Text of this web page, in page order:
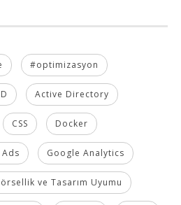
#optimizasyon
Active Directory
CSS Docker
Google Analytics
ve Tasarım Uyumu